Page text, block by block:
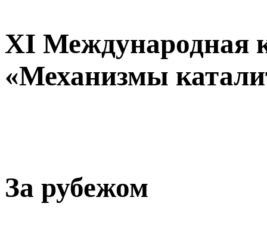
XI Международная
«Механизмы
За рубежом